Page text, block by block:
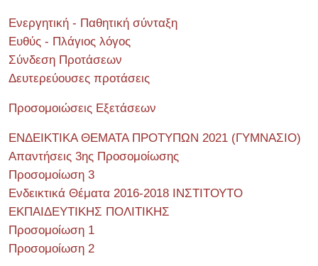
Ενεργητική - Παθητική σύνταξη
Ευθύς - Πλάγιος λόγος
Σύνδεση Προτάσεων
Δευτερεύουσες προτάσεις
Προσομοιώσεις Εξετάσεων
ΕΝΔΕΙΚΤΙΚΑ ΘΕΜΑΤΑ ΠΡΟΤΥΠΩΝ 2021 (ΓΥΜΝΑΣΙΟ)
Απαντήσεις 3ης Προσομοίωσης
Προσομοίωση 3
Ενδεικτικά Θέματα 2016-2018 ΙΝΣΤΙΤΟΥΤΟ
ΕΚΠΑΙΔΕΥΤΙΚΗΣ ΠΟΛΙΤΙΚΗΣ
Προσομοίωση 1
Προσομοίωση 2